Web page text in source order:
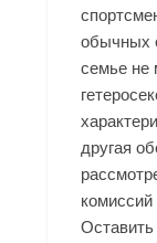
обычных
семье не
другая
Оставить